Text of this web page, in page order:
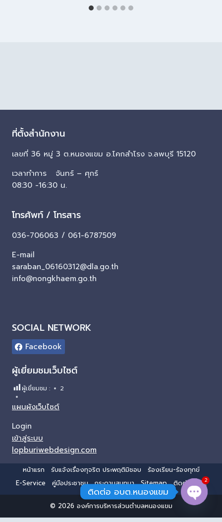
ที่ตั้งสำนักงาน
เลขที่ 36 หมู่ 3 ต.หนองแขม อ.โคกสำโรง จ.ลพบุรี 15120
เวลาทำการ จันทร์ – ศุกร์
08:30 -16:30 น.
โทรศัพท์ / โทรสาร
036-706063 / 061-6787509
E-mail
saraban_06160312@dla.go.th
info@nongkhaem.go.th
SOCIAL NETWORK
Facebook
ผู้เยี่ยมชมเว็บไซต์
ผู้เยี่ยมชม : 2
แผนผังเว็บไซต์
Login
เข้าสู่ระบบ
lopburiwebdesign.com
หน้าแรก รับแจ้งเรื่องทุจริต ประพฤติมิชอบ
ร้องเรียน-ร้องทุกข์
E-Service
คู่มือประชาชน กระดานสนทนา Sitemap ติดต่อ อบต.
© 2026 องค์การบริหารส่วนตำบลหนองแขม
ติดต่อ อบต.หนองแขม
2